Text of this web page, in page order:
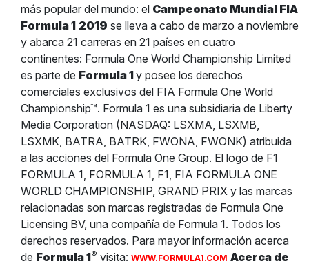
más popular del mundo: el Campeonato Mundial FIA
Formula 1 2019 se lleva a cabo de marzo a noviembre
y abarca 21 carreras en 21 países en cuatro
continentes: Formula One World Championship Limited
es parte de Formula 1y posee los derechos
comerciales exclusivos del FIA Formula One World
Championship™. Formula 1 es una subsidiaria de Liberty
Media Corporation (NASDAQ: LSXMA, LSXMB,
LSXMK, BATRA, BATRK, FWONA, FWONK) atribuida
a las acciones del Formula One Group. El logo de F1
FORMULA 1, FORMULA 1, F1, FIA FORMULA ONE
WORLD CHAMPIONSHIP, GRAND PRIX y las marcas
relacionadas son marcas registradas de Formula One
Licensing BV, una compañía de Formula 1. Todos los
derechos reservados. Para mayor información acerca
de Formula 1® visita: WWW.FORMULA1.COM Acerca de